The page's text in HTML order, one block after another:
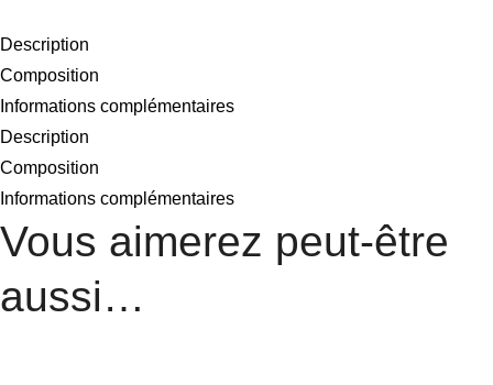
Description
Composition
Informations complémentaires
Description
Composition
Informations complémentaires
Vous aimerez peut-être
aussi…